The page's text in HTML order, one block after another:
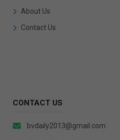
About Us
Contact Us
CONTACT US
bvdaily2013@gmail.com